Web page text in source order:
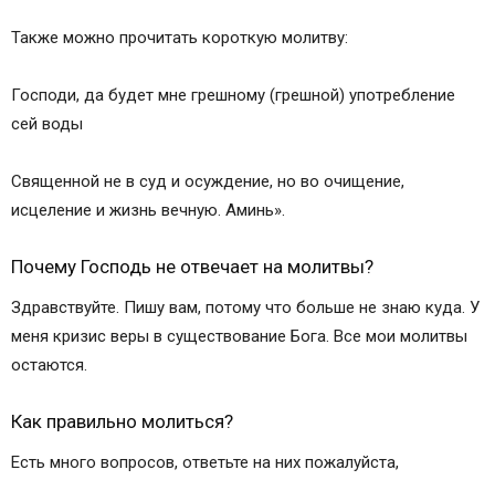
Также можно прочитать короткую молитву:
Господи, да будет мне грешному (грешной) употребление
сей воды
Священной не в суд и осуждение, но во очищение,
исцеление и жизнь вечную. Аминь».
Почему Господь не отвечает на молитвы?
Здравствуйте. Пишу вам, потому что больше не знаю куда. У
меня кризис веры в существование Бога. Все мои молитвы
остаются.
Как правильно молиться?
Есть много вопросов, ответьте на них пожалуйста,